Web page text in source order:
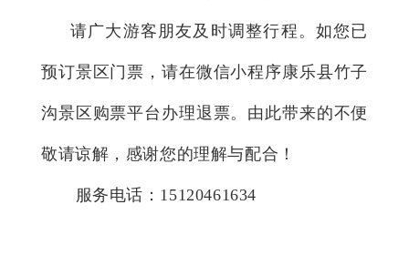
请广大游客朋友及时调整行程。如您已
预订景区门票，请在微信小程序康乐县竹子
沟景区 购票平台办理退票。由此带来的不便
敬请谅解， 感谢您的理解与配合！
服务电话：15120461634